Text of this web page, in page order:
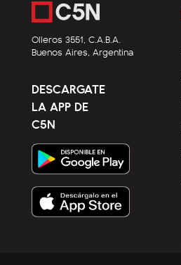
Olleros 3551, C.A.B.A.
Buenos Aires, Argentina
DESCARGATE
LA APP DE
C5N